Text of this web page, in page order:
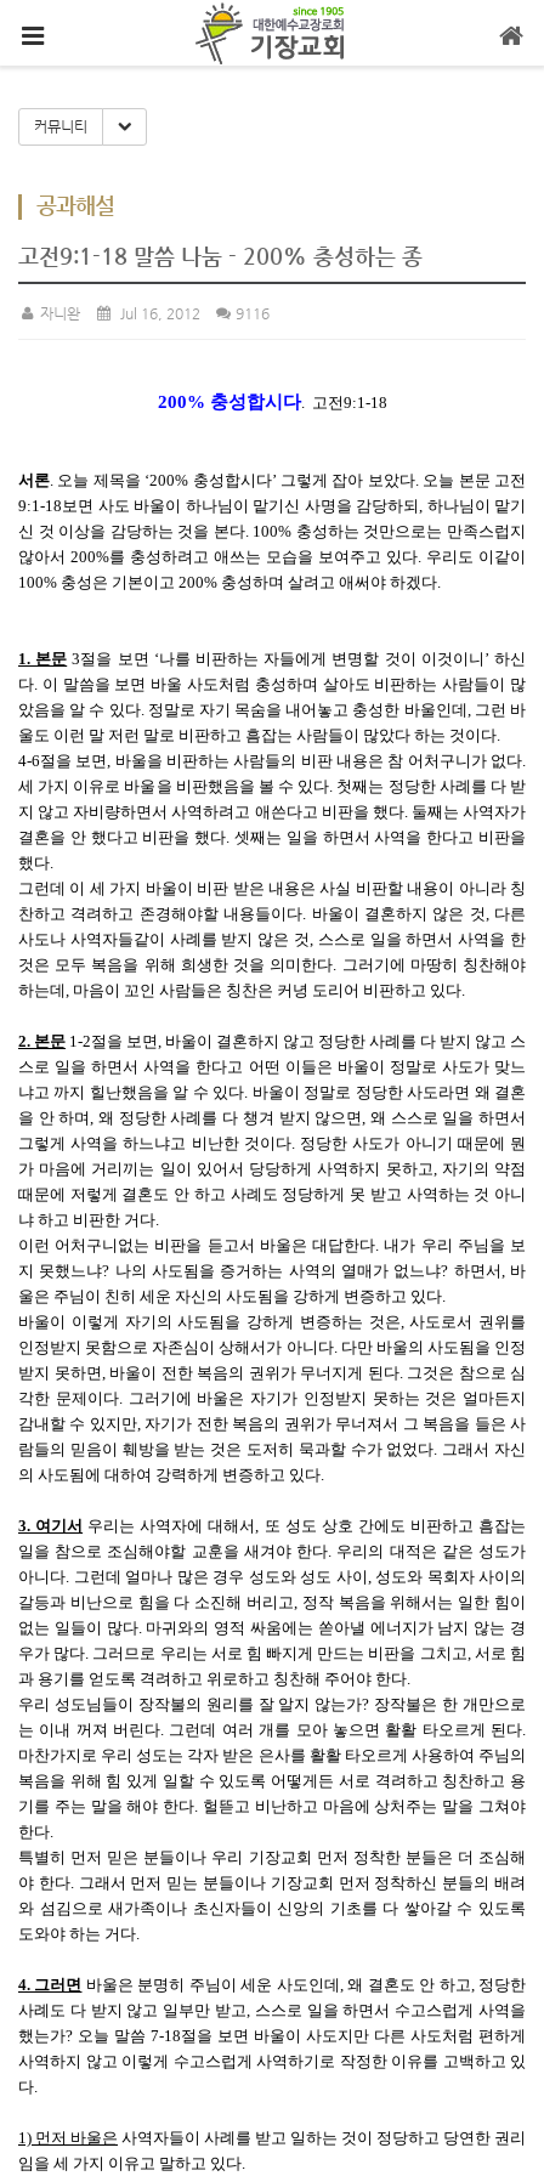
커뮤니티 Toggle Dropdown
공과해설
고전9:1-18 말씀 나눔 - 200% 충성하는 종
자니완 Jul 16, 2012 9116
200% 충성합시다. 고전9:1-18
서론. 오늘 제목을 ‘200% 충성합시다’ 그렇게 잡아 보았다. 오늘 본문 고전
9:1-18보면 사도 바울이 하나님이 맡기신 사명을 감당하되, 하나님이 맡기
신 것 이상을 감당하는 것을 본다. 100% 충성하는 것만으로는 만족스럽지
않아서 200%를 충성하려고 애쓰는 모습을 보여주고 있다. 우리도 이같이
100% 충성은 기본이고 200% 충성하며 살려고 애써야 하겠다.
1. 본문 3절을 보면 ‘나를 비판하는 자들에게 변명할 것이 이것이니’ 하신
다. 이 말씀을 보면 바울 사도처럼 충성하며 살아도 비판하는 사람들이 많
았음을 알 수 있다. 정말로 자기 목숨을 내어놓고 충성한 바울인데, 그런 바
울도 이런 말 저런 말로 비판하고 흠잡는 사람들이 많았다 하는 것이다.
4-6절을 보면, 바울을 비판하는 사람들의 비판 내용은 참 어처구니가 없다.
세 가지 이유로 바울을 비판했음을 볼 수 있다. 첫째는 정당한 사례를 다 받
지 않고 자비량하면서 사역하려고 애쓴다고 비판을 했다. 둘째는 사역자가
결혼을 안 했다고 비판을 했다. 셋째는 일을 하면서 사역을 한다고 비판을
했다.
그런데 이 세 가지 바울이 비판 받은 내용은 사실 비판할 내용이 아니라 칭
찬하고 격려하고 존경해야할 내용들이다. 바울이 결혼하지 않은 것, 다른
사도나 사역자들같이 사례를 받지 않은 것, 스스로 일을 하면서 사역을 한
것은 모두 복음을 위해 희생한 것을 의미한다. 그러기에 마땅히 칭찬해야
하는데, 마음이 꼬인 사람들은 칭찬은 커녕 도리어 비판하고 있다.
2. 본문 1-2절을 보면, 바울이 결혼하지 않고 정당한 사례를 다 받지 않고 스
스로 일을 하면서 사역을 한다고 어떤 이들은 바울이 정말로 사도가 맞느
냐고 까지 힐난했음을 알 수 있다. 바울이 정말로 정당한 사도라면 왜 결혼
을 안 하며, 왜 정당한 사례를 다 챙겨 받지 않으면, 왜 스스로 일을 하면서
그렇게 사역을 하느냐고 비난한 것이다. 정당한 사도가 아니기 때문에 뭔
가 마음에 거리끼는 일이 있어서 당당하게 사역하지 못하고, 자기의 약점
때문에 저렇게 결혼도 안 하고 사례도 정당하게 못 받고 사역하는 것 아니
냐 하고 비판한 거다.
이런 어처구니없는 비판을 듣고서 바울은 대답한다. 내가 우리 주님을 보
지 못했느냐? 나의 사도됨을 증거하는 사역의 열매가 없느냐? 하면서, 바
울은 주님이 친히 세운 자신의 사도됨을 강하게 변증하고 있다.
바울이 이렇게 자기의 사도됨을 강하게 변증하는 것은, 사도로서 권위를
인정받지 못함으로 자존심이 상해서가 아니다. 다만 바울의 사도됨을 인정
받지 못하면, 바울이 전한 복음의 권위가 무너지게 된다. 그것은 참으로 심
각한 문제이다. 그러기에 바울은 자기가 인정받지 못하는 것은 얼마든지
감내할 수 있지만, 자기가 전한 복음의 권위가 무너져서 그 복음을 들은 사
람들의 믿음이 훼방을 받는 것은 도저히 묵과할 수가 없었다. 그래서 자신
의 사도됨에 대하여 강력하게 변증하고 있다.
3. 여기서 우리는 사역자에 대해서, 또 성도 상호 간에도 비판하고 흠잡는
일을 참으로 조심해야할 교훈을 새겨야 한다. 우리의 대적은 같은 성도가
아니다. 그런데 얼마나 많은 경우 성도와 성도 사이, 성도와 목회자 사이의
갈등과 비난으로 힘을 다 소진해 버리고, 정작 복음을 위해서는 일한 힘이
없는 일들이 많다. 마귀와의 영적 싸움에는 쏟아낼 에너지가 남지 않는 경
우가 많다. 그러므로 우리는 서로 힘 빠지게 만드는 비판을 그치고, 서로 힘
과 용기를 얻도록 격려하고 위로하고 칭찬해 주어야 한다.
우리 성도님들이 장작불의 원리를 잘 알지 않는가? 장작불은 한 개만으로
는 이내 꺼져 버린다. 그런데 여러 개를 모아 놓으면 활활 타오르게 된다.
마찬가지로 우리 성도는 각자 받은 은사를 활활 타오르게 사용하여 주님의
복음을 위해 힘 있게 일할 수 있도록 어떻게든 서로 격려하고 칭찬하고 용
기를 주는 말을 해야 한다. 헐뜯고 비난하고 마음에 상처주는 말을 그쳐야
한다.
특별히 먼저 믿은 분들이나 우리 기장교회 먼저 정착한 분들은 더 조심해
야 한다. 그래서 먼저 믿는 분들이나 기장교회 먼저 정착하신 분들의 배려
와 섬김으로 새가족이나 초신자들이 신앙의 기초를 다 쌓아갈 수 있도록
도와야 하는 거다.
4. 그러면 바울은 분명히 주님이 세운 사도인데, 왜 결혼도 안 하고, 정당한
사례도 다 받지 않고 일부만 받고, 스스로 일을 하면서 수고스럽게 사역을
했는가? 오늘 말씀 7-18절을 보면 바울이 사도지만 다른 사도처럼 편하게
사역하지 않고 이렇게 수고스럽게 사역하기로 작정한 이유를 고백하고 있
다.
1) 먼저 바울은 사역자들이 사례를 받고 일하는 것이 정당하고 당연한 권리
임을 세 가지 이유고 말하고 있다.